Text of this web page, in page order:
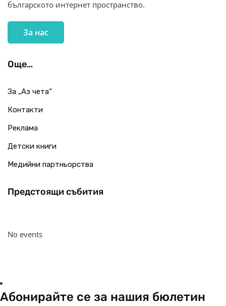
българското интернет пространство.
За нас
Още…
За „Аз чета“
Контакти
Реклама
Детски книги
Медийни партньорства
Предстоящи събития
No events
Абонирайте се за нашия бюлетин